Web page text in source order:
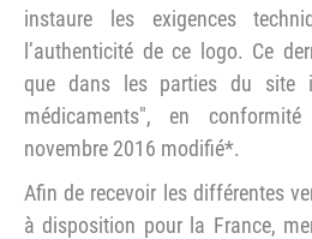
instaure les exigences
l’authenticité de ce logo. Ce
que dans les parties du site
médicaments", en
novembre 2016 modifié*.
Afin de recevoir les différentes
à disposition pour la France,